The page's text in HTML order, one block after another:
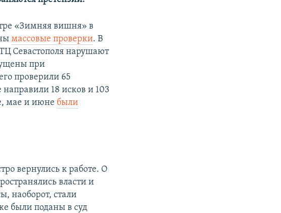
«Зимняя вишня» в
массовые проверки. В
Севастополя нарушают
при
проверили 65
18 исков и 103
мае и июне были
вернулись к работе. О
власти и
наоборот, стали
были поданы в суд